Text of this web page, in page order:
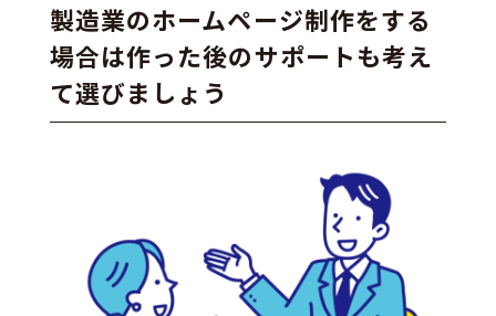
製造業のホームページ制作をする
場合は作った後のサポートも考え
て選びましょう